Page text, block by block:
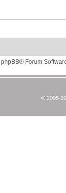
phpBB® Forum
© 2005-